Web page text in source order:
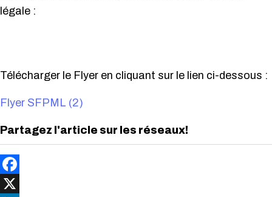
légale :
Télécharger le Flyer en cliquant sur le lien ci-dessous :
Flyer SFPML (2)
Partagez l'article sur les réseaux!
Facebook